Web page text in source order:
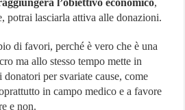
l’obiettivo economico,
potrai lasciarla attiva alle donazioni.
di favori, perché è vero che è una
ma allo stesso tempo mette in
per svariate cause, come
in campo medico e a favore
e non.